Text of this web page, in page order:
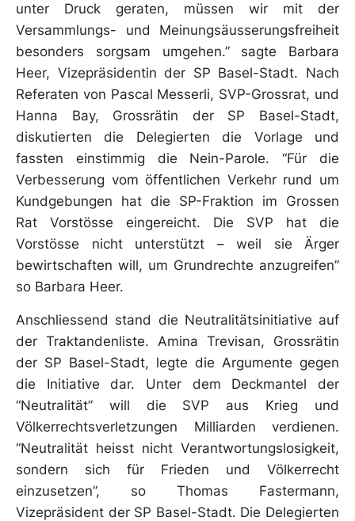
unter Druck geraten, müssen wir mit der
Versammlungs- und Meinungsäusserungsfreiheit
besonders sorgsam umgehen.” sagte Barbara
Heer, Vizepräsidentin der SP Basel-Stadt. Nach
Referaten von Pascal Messerli, SVP-Grossrat, und
Hanna Bay, Grossrätin der SP Basel-Stadt,
diskutierten die Delegierten die Vorlage und
fassten einstimmig die Nein-Parole. “Für die
Verbesserung vom öffentlichen Verkehr rund um
Kundgebungen hat die SP-Fraktion im Grossen
Rat Vorstösse eingereicht. Die SVP hat die
Vorstösse nicht unterstützt – weil sie Ärger
bewirtschaften will, um Grundrechte anzugreifen”
so Barbara Heer.
Anschliessend stand die Neutralitätsinitiative auf
der Traktandenliste. Amina Trevisan, Grossrätin
der SP Basel-Stadt, legte die Argumente gegen
die Initiative dar. Unter dem Deckmantel der
“Neutralität” will die SVP aus Krieg und
Völkerrechtsverletzungen Milliarden verdienen.
“Neutralität heisst nicht Verantwortungslosigkeit,
sondern sich für Frieden und Völkerrecht
einzusetzen”, so Thomas Fastermann,
Vizepräsident der SP Basel-Stadt. Die Delegierten